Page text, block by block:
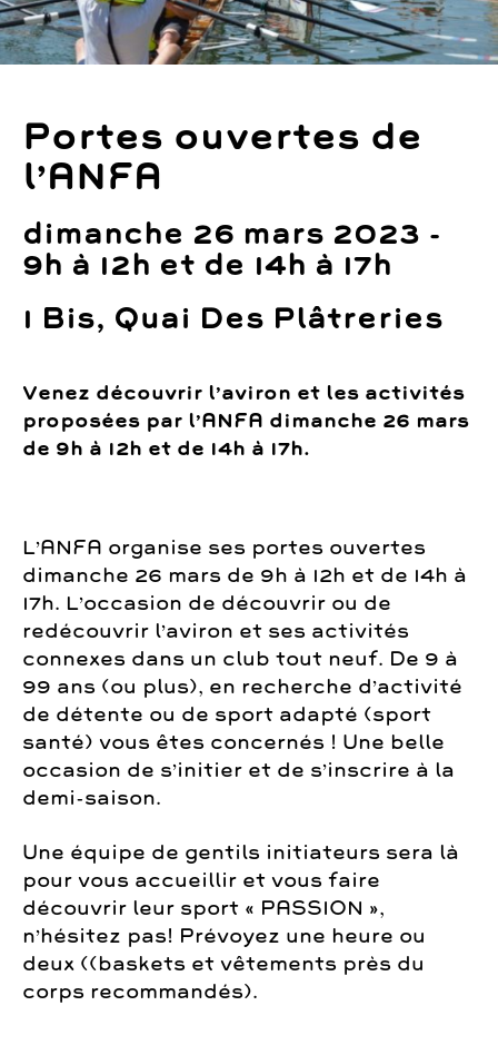
Portes ouvertes de
l’ANFA
dimanche 26 mars 2023 -
9h à 12h et de 14h à 17h
1 Bis, Quai Des Plâtreries
Venez découvrir l’aviron et les activités
proposées par l’ANFA dimanche 26 mars
de 9h à 12h et de 14h à 17h.
L’ANFA organise ses portes ouvertes
dimanche 26 mars de 9h à 12h et de 14h à
17h. L’occasion de découvrir ou de
redécouvrir l’aviron et ses activités
connexes dans un club tout neuf. De 9 à
99 ans (ou plus), en recherche d’activité
de détente ou de sport adapté (sport
santé) vous êtes concernés ! Une belle
occasion de s’initier et de s’inscrire à la
demi-saison.
Une équipe de gentils initiateurs sera là
pour vous accueillir et vous faire
découvrir leur sport « PASSION »,
n’hésitez pas! Prévoyez une heure ou
deux ((baskets et vêtements près du
corps recommandés).